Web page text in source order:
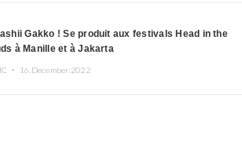
Gakko ! Se produit aux festivals Head in the
à Manille et à Jakarta
・ 16.December.2022